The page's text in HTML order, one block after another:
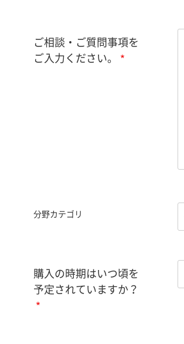
ご相談・ご質問事項を
ご入力ください。
分野カテゴリ
購入の時期はいつ頃を
予定されていますか？